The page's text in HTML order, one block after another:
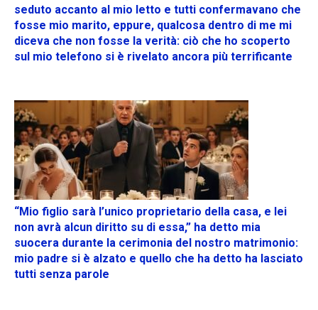
seduto accanto al mio letto e tutti confermavano che
fosse mio marito, eppure, qualcosa dentro di me mi
diceva che non fosse la verità: ciò che ho scoperto
sul mio telefono si è rivelato ancora più terrificante
“Mio figlio sarà l’unico proprietario della casa, e lei
non avrà alcun diritto su di essa,” ha detto mia
suocera durante la cerimonia del nostro matrimonio:
mio padre si è alzato e quello che ha detto ha lasciato
tutti senza parole